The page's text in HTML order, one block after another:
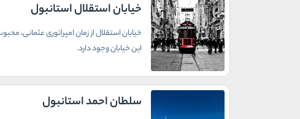
خیابان استقلال استانبول
خیابان استقلال از زمان امپراتوری عثمانی،
این خیابان وجود دارد.
سلطان احمد استانبول